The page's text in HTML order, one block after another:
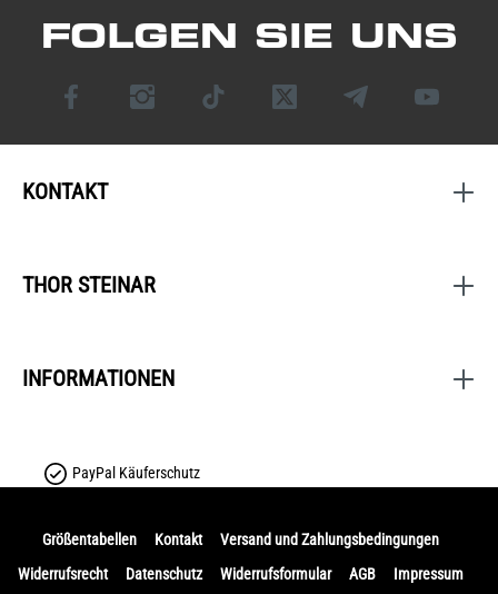
FOLGEN SIE UNS
KONTAKT
THOR STEINAR
INFORMATIONEN
PayPal Käuferschutz
Größentabellen Kontakt
Versand und Zahlungsbedingungen
Widerrufsrecht
Datenschutz Widerrufsformular AGB
Impressum